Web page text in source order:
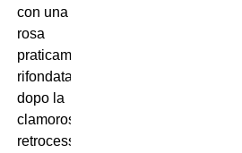
con una
rosa
praticamente
rifondata
dopo la
clamorosa
retrocessione